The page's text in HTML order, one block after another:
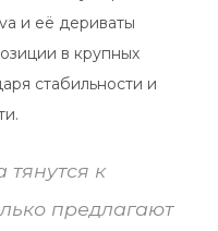
и её дериваты
в крупных
стабильности и
к
предлагают